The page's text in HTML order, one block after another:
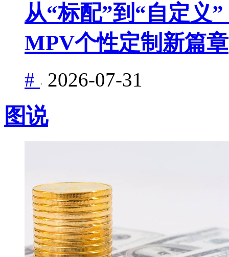
从“标配”到“自定义
MPV个性定制新篇章
# · 2026-07-31
图说